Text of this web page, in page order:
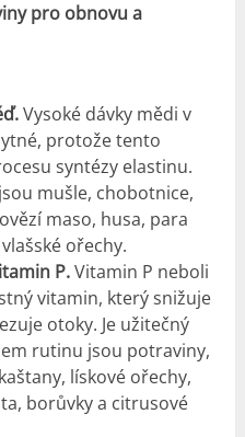
pro obnovu a
Vysoké dávky mědi v
protože tento
syntézy elastinu.
mušle, chobotnice,
maso, husa, para
ořechy.
P.Vitamin P neboli
vitamin, který snižuje
otoky. Je užitečný
rutinu jsou potraviny,
lískové ořechy,
borůvky a citrusové